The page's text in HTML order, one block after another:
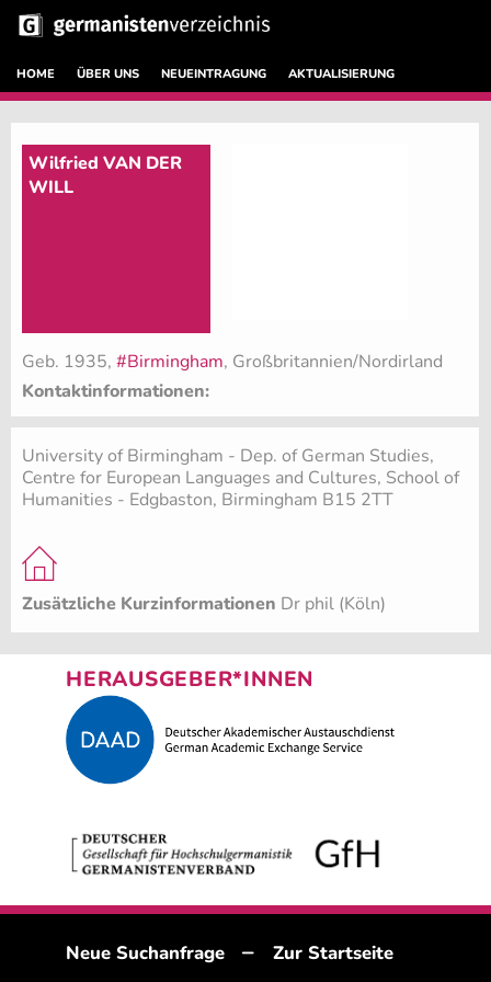
HOME ÜBER UNS NEUEINTRAGUNG AKTUALISIERUNG
Wilfried VAN DER
WILL
Geb. 1935, #Birmingham, Großbritannien/Nordirland
Kontaktinformationen:
University of Birmingham - Dep. of German Studies,
Centre for European Languages and Cultures, School of
Humanities - Edgbaston, Birmingham B15 2TT
Zusätzliche Kurzinformationen Dr phil (Köln)
HERAUSGEBER*INNEN
Neue Suchanfrage – Zur Startseite